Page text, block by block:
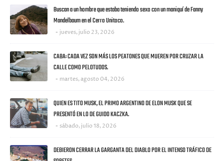
Buscan a un hombre que estaba teniendo sexo con un maniquí de Fanny
Mandelbaum en el Cerro Unitoco.
jueves, julio 23, 2026
CABA: CADA VEZ SON MÁS LOS PEATONES QUE MUEREN POR CRUZAR LA
CALLE COMO PELOTUDOS.
martes, agosto 04, 2026
QUIEN ES TITO MUSK, EL PRIMO ARGENTINO DE ELON MUSK QUE SE
PRESENTÓ EN LO DE GUIDO KACZKA.
sábado, julio 18, 2026
DEBIERON CERRAR LA GARGANTA DEL DIABLO POR EL INTENSO TRÁFICO DE